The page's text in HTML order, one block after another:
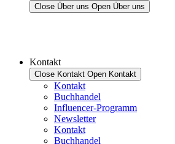
Close Über uns Open Über uns
Kontakt
Close Kontakt Open Kontakt
Kontakt
Buchhandel
Influencer-Programm
Newsletter
Kontakt
Buchhandel